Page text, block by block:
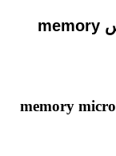
رم میکرو اس دی 8 گیگابایت ریمکس memory
memory micro